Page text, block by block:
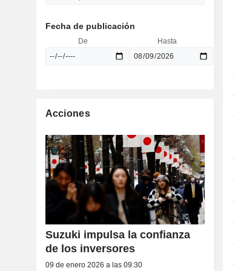
Fecha de publicación
De Hasta
Acciones
Suzuki impulsa la confianza
de los inversores
09 de enero 2026 a las 09:30